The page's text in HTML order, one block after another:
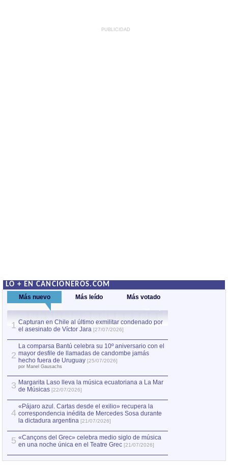
PUBLICIDAD
LO + EN CANCIONEROS.COM
Más nuevo Más leído Más votado
1 Capturan en Chile al último exmilitar condenado por
el asesinato de Víctor Jara [27/07/2026]
2
La comparsa Bantú celebra su 10º aniversario con el
mayor desfile de llamadas de candombe jamás
hecho fuera de Uruguay [25/07/2026]
por Manel Gausachs
3 Margarita Laso lleva la música ecuatoriana a La Mar
de Músicas [22/07/2026]
4
«Pájaro azul. Cartas desde el exilio» recupera la
correspondencia inédita de Mercedes Sosa durante
la dictadura argentina [21/07/2026]
5 «Cançons del Grec» celebra medio siglo de música
en una noche única en el Teatre Grec [21/07/2026]